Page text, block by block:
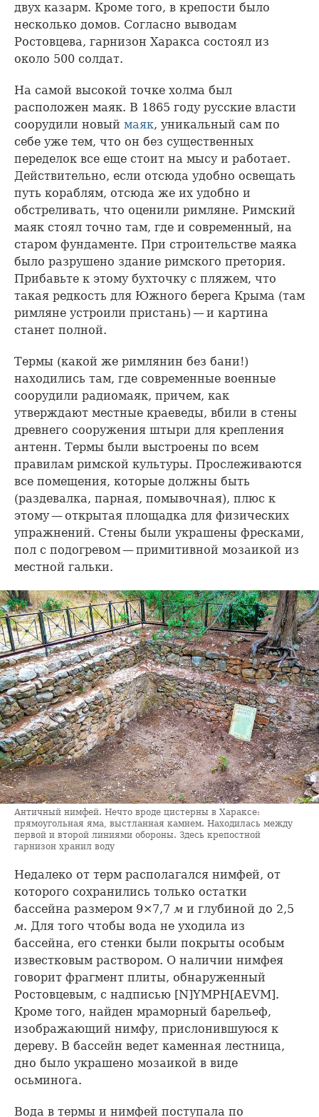
двух казарм. Кроме того, в крепости было
несколько домов. Согласно выводам
Ростовцева, гарнизон Харакса состоял из
около 500 солдат.
На самой высокой точке холма был
расположен маяк. В 1865 году русские власти
соорудили новый маяк, уникальный сам по
себе уже тем, что он без существенных
переделок все еще стоит на мысу и работает.
Действительно, если отсюда удобно освещать
путь кораблям, отсюда же их удобно и
обстреливать, что оценили римляне. Римский
маяк стоял точно там, где и современный, на
старом фундаменте. При строительстве маяка
было разрушено здание римского претория.
Прибавьте к этому бухточку с пляжем, что
такая редкость для Южного берега Крыма (там
римляне устроили пристань) — и картина
станет полной.
Термы (какой же римлянин без бани!)
находились там, где современные военные
соорудили радиомаяк, причем, как
утверждают местные краеведы, вбили в стены
древнего сооружения штыри для крепления
антенн. Термы были выстроены по всем
правилам римской культуры. Прослеживаются
все помещения, которые должны быть
(раздевалка, парная, помывочная), плюс к
этому — открытая площадка для физических
упражнений. Стены были украшены фресками,
пол с подогревом — примитивной мозаикой из
местной гальки.
Античный нимфей. Нечто вроде цистерны в Хараксе:
прямоугольная яма, выстланная камнем. Находилась между
первой и второй линиями обороны. Здесь крепостной
гарнизон хранил воду
Недалеко от терм располагался нимфей, от
которого сохранились только остатки
бассейна размером 9×7,7 м и глубиной до 2,5
м. Для того чтобы вода не уходила из
бассейна, его стенки были покрыты особым
известковым раствором. О наличии нимфея
говорит фрагмент плиты, обнаруженный
Ростовцевым, с надписью [N]YMPH[AEVM].
Кроме того, найден мраморный барельеф,
изображающий нимфу, прислонившуюся к
дереву. В бассейн ведет каменная лестница,
дно было украшено мозаикой в виде
осьминога.
Вода в термы и нимфей поступала по